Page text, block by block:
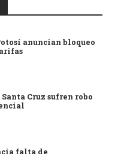
anuncian bloqueo
Santa Cruz sufren robo
falta de